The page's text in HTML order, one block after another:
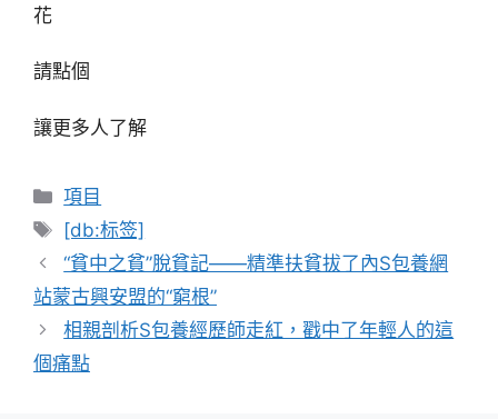
花
請點個
讓更多人了解
分
類
項目
標
籤
[db:标签]
“貧中之貧”脫貧記——精準扶貧拔了內S包養網
站蒙古興安盟的“窮根”
相親剖析S包養經歷師走紅，戳中了年輕人的這
個痛點